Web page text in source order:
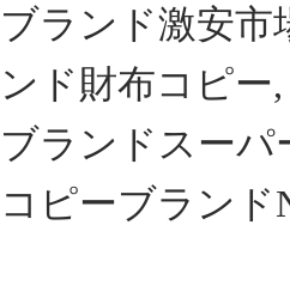
ブランド激安市
ンド財布コピ
ブランドスーパ
コピーブランド